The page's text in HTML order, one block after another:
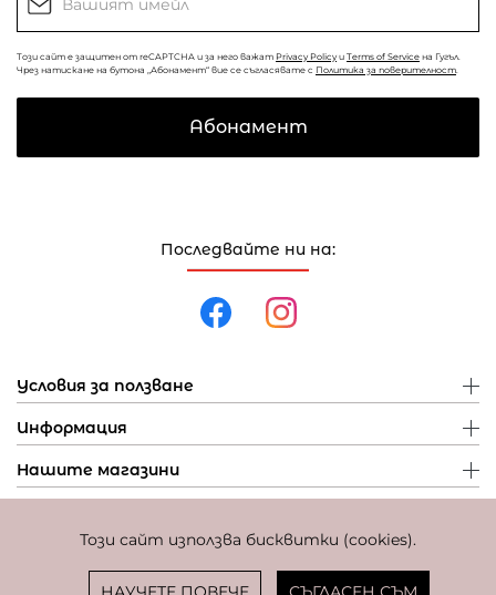
Този сайт използва бисквитки (cookies).
Последвайте ни на:
Условия за ползване
Информация
Нашите магазини
Този сайт е защитен от reCAPTCHA и за него важат Privacy Policy и Terms of Service на Гугъл.
Чрез натискане на бутона „Абонамент“ вие се съгласявате с Политика за поверителност
Абонамент
Фиксиран курс за превалутиране: 1 EUR = 1,95583 BGN